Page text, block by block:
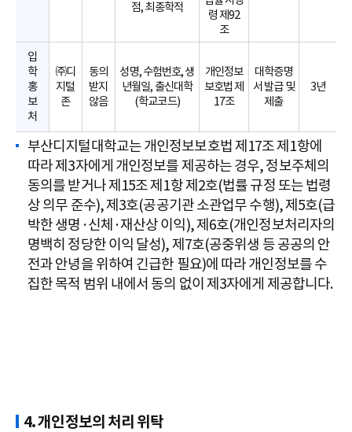
점, 최종학적
령 제92
조
입
학
홍
보
처
㈜디
지털
존
동의
받지
않음
성명, 수험번호, 생
년월일, 출신대학
(학교코드)
개인정보
보호법 제
17조
대학증명
서 발급 및
제출
3년
부산디지털대학교는 개인정보보호법 제17조 제1항에
따라 제3자에게 개인정보를 제공하는 경우, 정보주체의
동의를 받거나 제15조 제1항 제2호(법률 규정 또는 법령
상 의무 준수), 제3호(공공기관 소관업무 수행), 제5호(급
박한 생명·신체·재산상 이익), 제6호(개인정보처리자의
명백히 정당한 이익 달성), 제7호(공중위생 등 공공의 안
전과 안녕을 위하여 긴급한 필요)에 따라 개인정보를 수
집한 목적 범위 내에서 동의 없이 제3자에게 제공합니다.
4. 개인정보의 처리 위탁